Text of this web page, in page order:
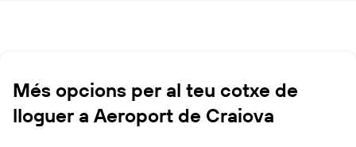
Més opcions per al teu cotxe de
lloguer a Aeroport de Craiova